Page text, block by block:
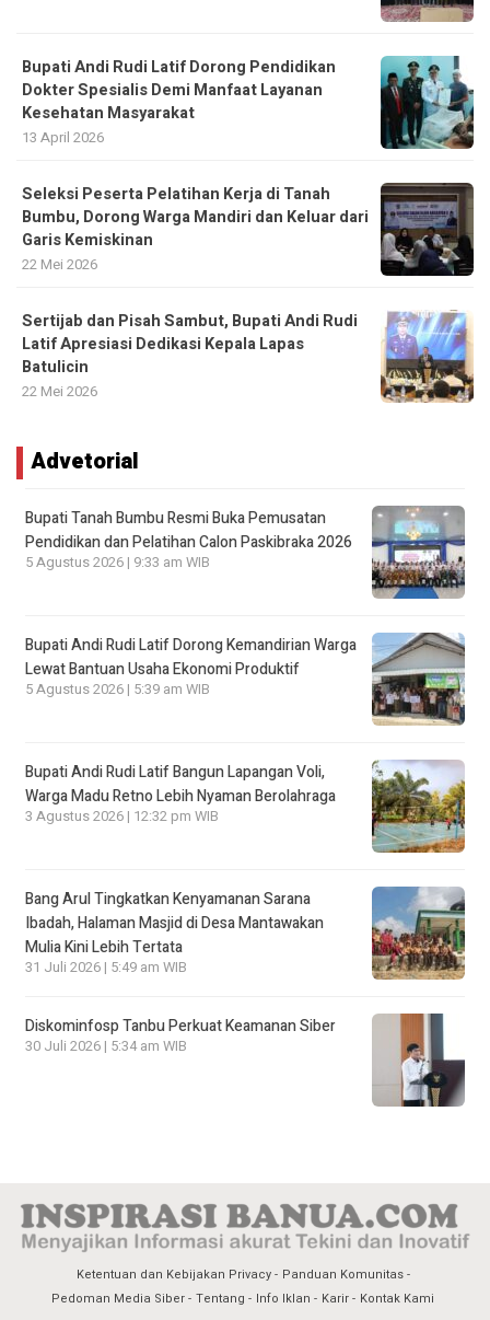
Bupati Andi Rudi Latif Dorong Pendidikan
Dokter Spesialis Demi Manfaat Layanan
Kesehatan Masyarakat
13 April 2026
Seleksi Peserta Pelatihan Kerja di Tanah
Bumbu, Dorong Warga Mandiri dan Keluar dari
Garis Kemiskinan
22 Mei 2026
Sertijab dan Pisah Sambut, Bupati Andi Rudi
Latif Apresiasi Dedikasi Kepala Lapas
Batulicin
22 Mei 2026
Advetorial
Bupati Tanah Bumbu Resmi Buka Pemusatan
Pendidikan dan Pelatihan Calon Paskibraka 2026
5 Agustus 2026 | 9:33 am WIB
Bupati Andi Rudi Latif Dorong Kemandirian Warga
Lewat Bantuan Usaha Ekonomi Produktif
5 Agustus 2026 | 5:39 am WIB
Bupati Andi Rudi Latif Bangun Lapangan Voli,
Warga Madu Retno Lebih Nyaman Berolahraga
3 Agustus 2026 | 12:32 pm WIB
Bang Arul Tingkatkan Kenyamanan Sarana
Ibadah, Halaman Masjid di Desa Mantawakan
Mulia Kini Lebih Tertata
31 Juli 2026 | 5:49 am WIB
Diskominfosp Tanbu Perkuat Keamanan Siber
30 Juli 2026 | 5:34 am WIB
Ketentuan dan Kebijakan Privacy
Panduan Komunitas
Pedoman Media Siber Tentang Info Iklan Karir Kontak Kami